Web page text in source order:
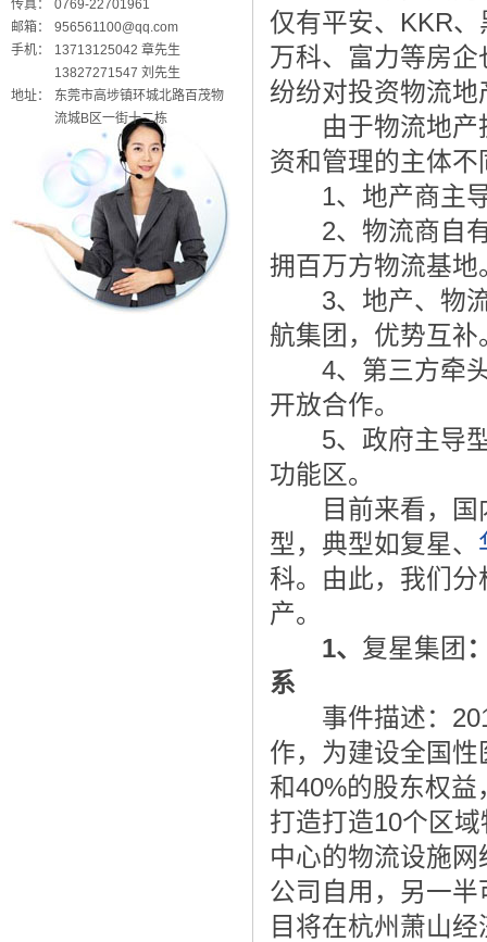
传真：
0769-22701961
邮箱：
956561100@qq.com
手机：
13713125042 章先生
13827271547 刘先生
地址：
东莞市高埗镇环城北路百茂物
流城B区一街十二栋
仅有平安、KKR
万科、富力等房
纷纷对投资物流
由于物流地产投
资和管理的主体
1、地产商主导
2、物流商自有
拥百万方物流基地
3、地产、物流
航集团，优势互补
4、第三方牵头
开放合作。
5、政府主导型
功能区。
目前来看，国内
型，典型如复星、
科。由此，我们
产。
1、 复星集团
系
事件描述：
作，为建设全国
和40%的股东权
打造打造10个区
中心的物流设施
公司自用，另一
目将在杭州萧山